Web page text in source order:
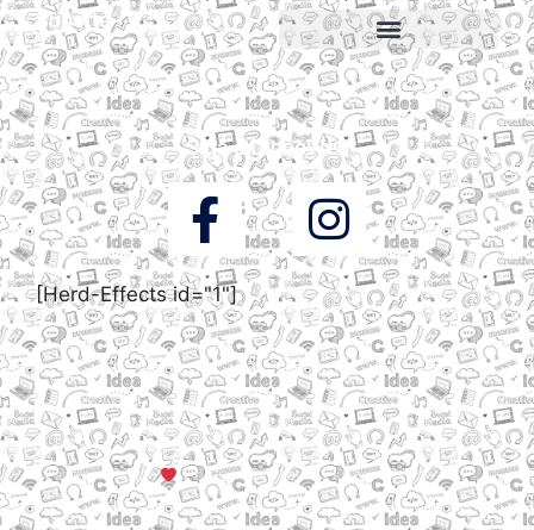
Suporte
Suporte via Whats
Siga a DigooWeb
[Herd-Effects id="1"]
© Todos os direitos reservados a DigooWeb Gramado, RS |
Servidores em Dallas, TX
Criado com muito em Gramado, Serra Gaúcha